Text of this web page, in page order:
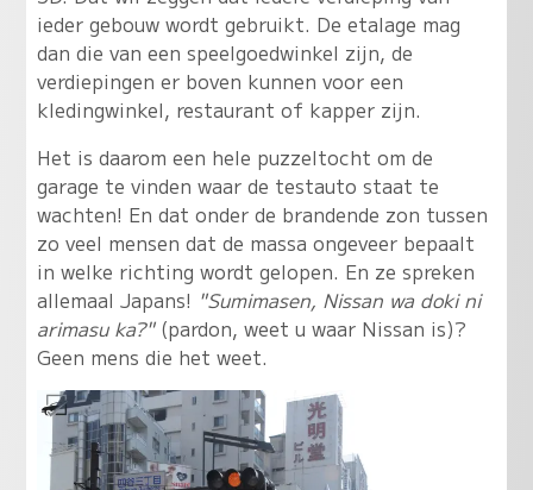
ieder gebouw wordt gebruikt. De etalage mag
dan die van een speelgoedwinkel zijn, de
verdiepingen er boven kunnen voor een
kledingwinkel, restaurant of kapper zijn.
Het is daarom een hele puzzeltocht om de
garage te vinden waar de testauto staat te
wachten! En dat onder de brandende zon tussen
zo veel mensen dat de massa ongeveer bepaalt
in welke richting wordt gelopen. En ze spreken
allemaal Japans! "Sumimasen, Nissan wa doki ni
arimasu ka?"(pardon, weet u waar Nissan is)?
Geen mens die het weet.